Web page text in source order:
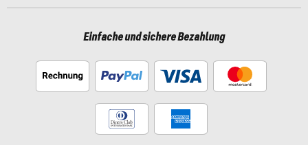
Einfache und sichere Bezahlung